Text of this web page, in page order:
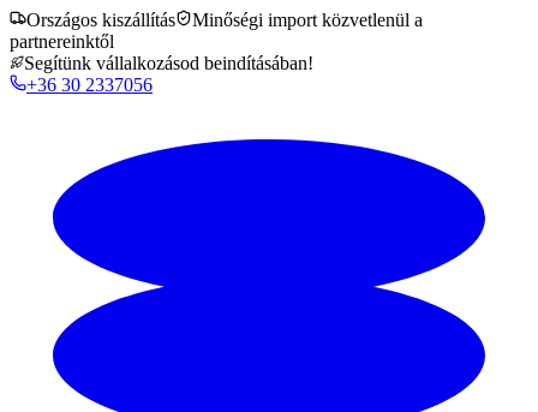
Országos kiszállítás
Minőségi import közvetlenül a
partnereinktől
Segítünk vállalkozásod beindításában!
+36 30 2337056